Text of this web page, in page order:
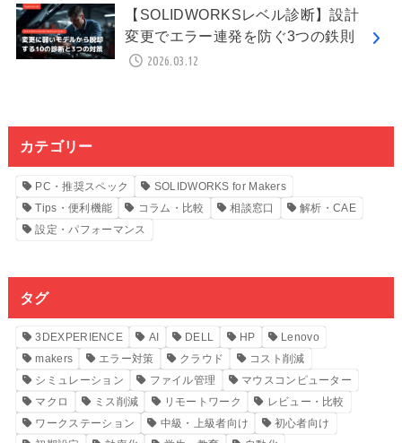
【SOLIDWORKSレベル診断】設計
変更でエラー連発を防ぐ3つの鉄則
2026.03.12
カテゴリー
PC・推奨スペック
SOLIDWORKS for Makers
Tips・便利機能
コラム・比較 相談窓口
解析・CAE
設定・パフォーマンス
タグ
3DEXPERIENCE AI DELL HP
Lenovo
makers
エラー対策 クラウド
コスト削減
シミュレーション
ファイル管理
マウスコンピューター
マクロ
ミス削減 リモートワーク
レビュー・比較
ワークステーション
中級・上級者向け
初心者向け